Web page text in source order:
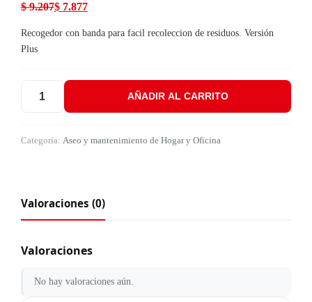
$9.207
El precio original era: $ 9.207.
$7.877
El precio actual es: $ 7.877.
Recogedor con banda para facil recoleccion de residuos. Versión
Plus
Recogedor Plus Con Cabo New Andin cantidad
AÑADIR AL CARRITO
Categoría: Aseo y mantenimiento de Hogar y Oficina
Valoraciones (0)
Valoraciones
No hay valoraciones aún.